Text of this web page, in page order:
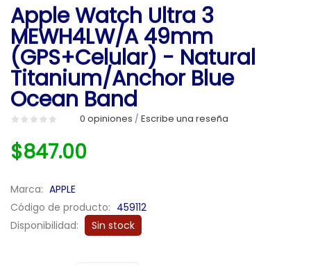
Apple Watch Ultra 3
MEWH4LW/A 49mm
(GPS+Celular) - Natural
Titanium/Anchor Blue
Ocean Band
0 opiniones / Escribe una reseña
$847.00
Marca: APPLE
Código de producto: 459112
Disponibilidad:
Sin stock